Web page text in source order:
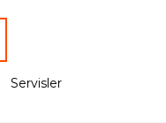
Servisler